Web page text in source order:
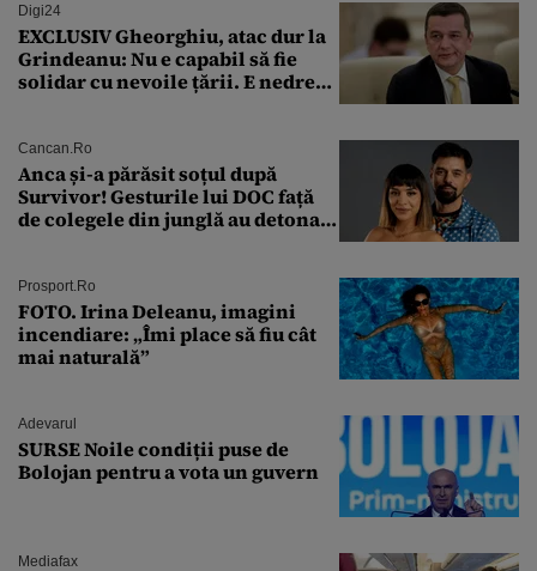
Digi24
EXCLUSIV Gheorghiu, atac dur la
Grindeanu: Nu e capabil să fie
solidar cu nevoile țării. E nedrept
Cancan.ro
Anca și-a părăsit soțul după
Survivor! Gesturile lui DOC față
de colegele din junglă au detonat
Prosport.ro
FOTO. Irina Deleanu, imagini
incendiare: „Îmi place să fiu cât
mai naturală”
Adevarul
SURSE Noile condiții puse de
Bolojan pentru a vota un guvern
Mediafax